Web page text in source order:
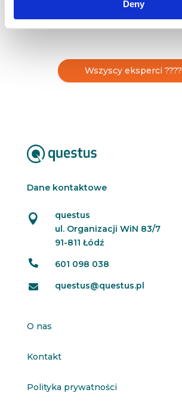
Deny
Wszyscy eksperci ????
Dane kontaktowe

questus
ul. Organizacji WiN 83/7
91-811 Łódź
 601 098 038
 questus@questus.pl
O nas
Kontakt
Polityka prywatności